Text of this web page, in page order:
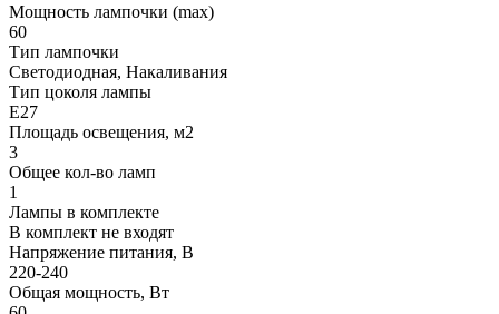
Мощность лампочки (max)
60
Тип лампочки
Светодиодная, Накаливания
Тип цоколя лампы
E27
Площадь освещения, м2
3
Общее кол-во ламп
1
Лампы в комплекте
В комплект не входят
Напряжение питания, В
220-240
Общая мощность, Вт